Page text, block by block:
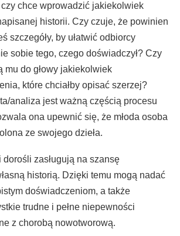
czy chce wprowadzić jakiekolwiek
historii. Czy czuje, że powinien
szczegóły, by ułatwić odbiorcy
sobie tego, czego doświadczył? Czy
mu do głowy jakiekolwiek
które chciałby opisać szerzej?
analiza jest ważną częścią procesu
ona upewnić się, że młoda osoba
ze swojego dzieła.
dorośli zasługują na szansę
historią. Dzięki temu mogą nadać
doświadczeniom, a także
trudne i pełne niepewności
z chorobą nowotworową.